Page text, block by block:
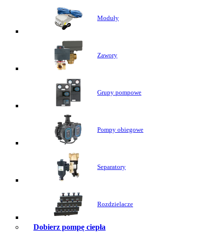
Moduły
Zawory
Grupy pompowe
Pompy obiegowe
Separatory
Rozdzielacze
Dobierz pompę ciepła